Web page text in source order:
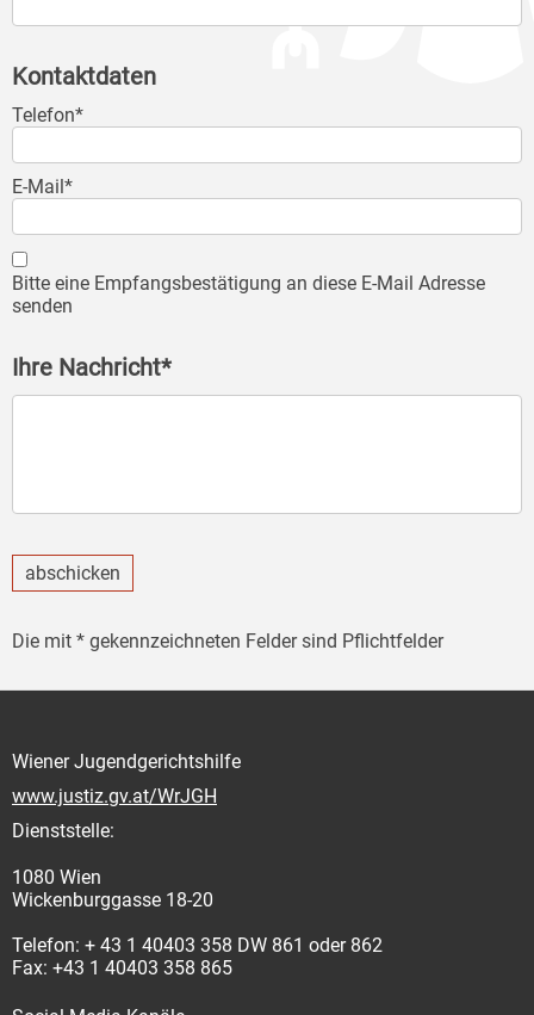
Kontaktdaten
Telefon*
E-Mail*
Bitte eine Empfangsbestätigung an diese E-Mail Adresse
senden
Ihre Nachricht*
abschicken
Die mit * gekennzeichneten Felder sind Pflichtfelder
Wiener Jugendgerichtshilfe
www.justiz.gv.at/WrJGH
Dienststelle:
1080 Wien
Wickenburggasse 18-20
Telefon: + 43 1 40403 358 DW 861 oder 862
Fax: +43 1 40403 358 865